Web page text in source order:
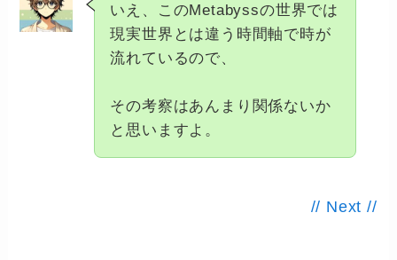
いえ、このMetabyssの世界では
現実世界とは違う時間軸で時が
流れているので、
その考察はあんまり関係ないか
と思いますよ。
// Next //